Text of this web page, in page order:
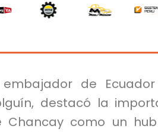
embajador de
destacó la
Chancay como un